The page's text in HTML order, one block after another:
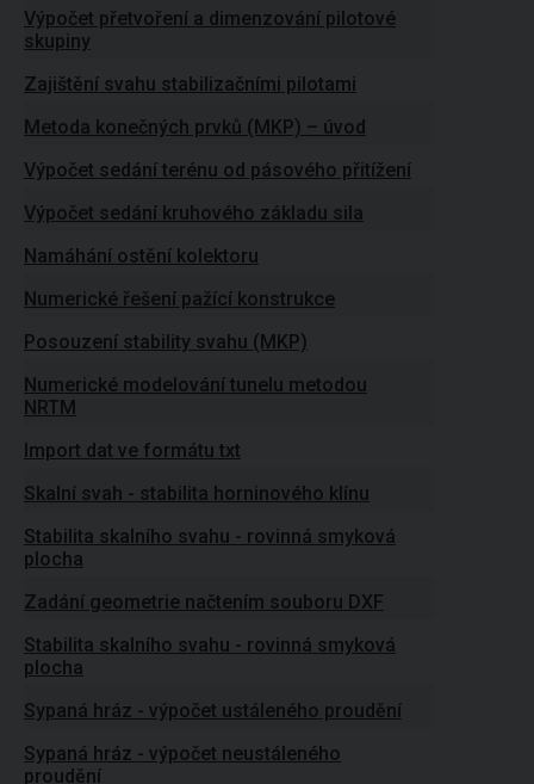
Výpočet přetvoření a dimenzování pilotové
skupiny
Zajištění svahu stabilizačními pilotami
Metoda konečných prvků (MKP) – úvod
Výpočet sedání terénu od pásového přitížení
Výpočet sedání kruhového základu sila
Namáhání ostění kolektoru
Numerické řešení pažící konstrukce
Posouzení stability svahu (MKP)
Numerické modelování tunelu metodou
NRTM
Import dat ve formátu txt
Skalní svah - stabilita horninového klínu
Stabilita skalního svahu - rovinná smyková
plocha
Zadání geometrie načtením souboru DXF
Stabilita skalního svahu - rovinná smyková
plocha
Sypaná hráz - výpočet ustáleného proudění
Sypaná hráz - výpočet neustáleného
proudění